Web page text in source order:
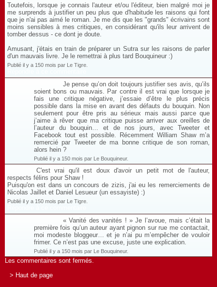
Toutefois, lorsque je connais l'auteur et/ou l'éditeur, bien malgré moi je
me surprends à justifier un peu plus que d'habitude les raisons qui font
que je n'ai pas aimé le roman. Je me dis que les "grands" écrivains sont
moins sensibles à mes critiques, en considérant qu'ils leur arrivent de
tomber dessus - ce dont je doute.
Amusant, j'étais en train de préparer un Sutra sur les raisons de parler
d'un mauvais livre. Je le remettrai à plus tard Bouquineur :)
Publié il y a 150 mois par Le Tigre.
Je pense qu’on doit toujours justifier ses avis, qu’ils
soient bons ou mauvais. Par contre il est vrai que lorsque je
fais une critique négative, j’essaie d’être le plus précis
possible dans la mise en avant des défauts du bouquin. Non
seulement pour être pris au sérieux mais aussi parce que
j’aime à rêver que ma critique puisse arriver aux oreilles de
l’auteur du bouquin… et de nos jours, avec Tweeter et
Facebook tout est possible. Récemment William Shaw m’a
remercié par Tweeter de ma bonne critique de son roman,
alors hein ?
Publié il y a 150 mois par Le Bouquineur.
C'est vrai qu'il est doux d'avoir un petit mot de l'auteur,
respects félins pour Shaw !
Puisqu'on est dans un concours de zizis, j'ai eu les remerciements de
Nicolas Jaillet et Daniel Lesueur (un essayiste) :)
Publié il y a 150 mois par Le Tigre.
« Vanité des vanités ! » Je l’avoue, mais c’était la
première fois qu’un auteur ayant pignon sur rue me contactait,
moi modeste bloggeur… et je n’ai pu m’empêcher de vouloir
frimer. Ce n’est pas une excuse, juste une explication.
Publié il y a 150 mois par Le Bouquineur.
Les commentaires sont fermés.
> Haut de page